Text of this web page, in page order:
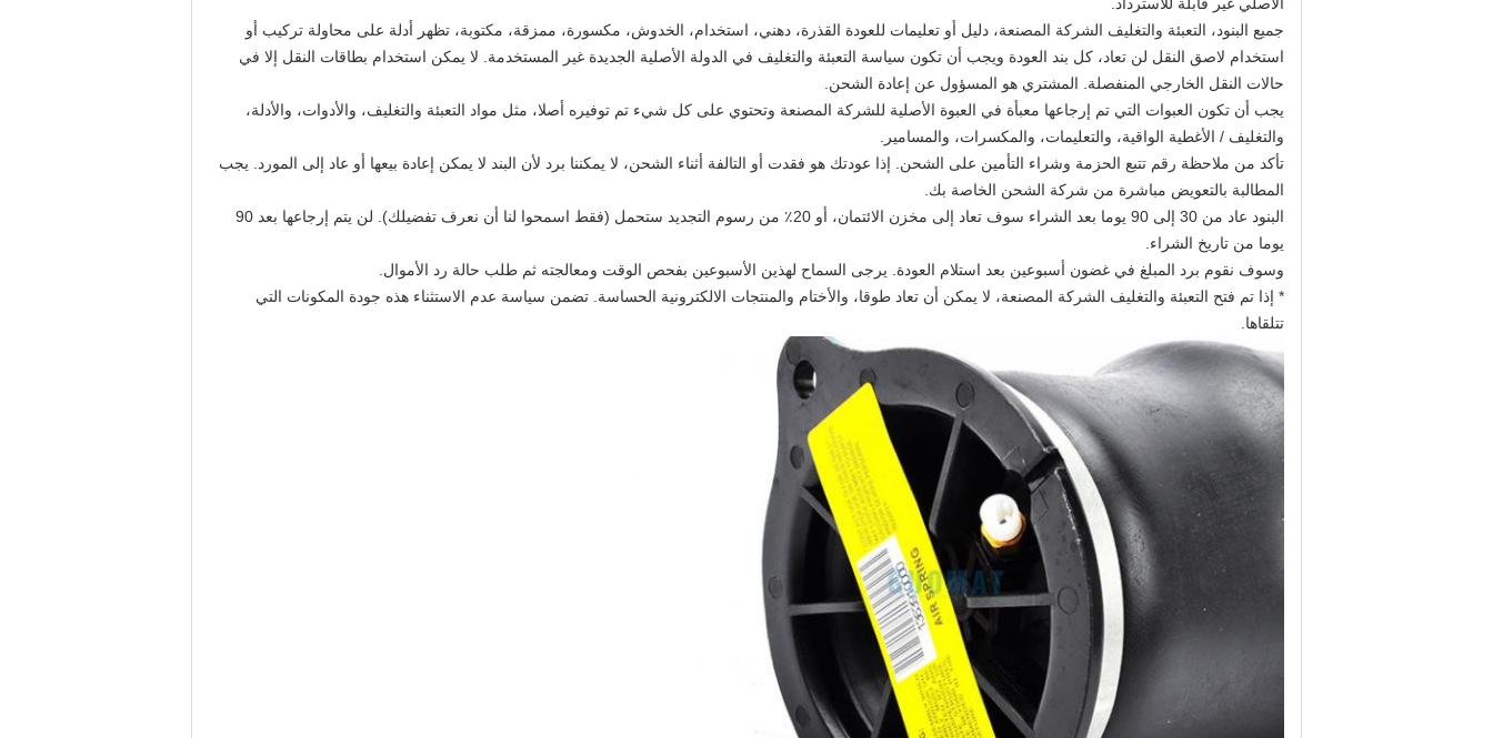
جميع البنود، التعبئة والتغليف الشركة المصنعة، دليل أو تعليمات للعودة القذرة، دهني، استخدام، الخدوش، مكسورة، ممزقة، مكتوبة، تظهر أدلة على محاولة تركيب أو
استخدام لاصق النقل لن تعاد، كل بند العودة ويجب أن تكون سياسة التعبئة والتغليف في الدولة الأصلية الجديدة غير المستخدمة. لا يمكن استخدام بطاقات النقل إلا في
حالات النقل الخارجي المنفصلة. المشتري هو المسؤول عن إعادة الشحن.
يجب أن تكون العبوات التي تم إرجاعها معبأة في العبوة الأصلية للشركة المصنعة وتحتوي على كل شيء تم توفيره أصلا، مثل مواد التعبئة والتغليف، والأدوات، والأدلة،
والتغليف / الأغطية الواقية، والتعليمات، والمكسرات، والمسامير.
تأكد من ملاحظة رقم تتبع الحزمة وشراء التأمين على الشحن. إذا عودتك هو فقدت أو التالفة أثناء الشحن، لا يمكننا برد لأن البند لا يمكن إعادة بيعها أو عاد إلى المورد. يجب
المطالبة بالتعويض مباشرة من شركة الشحن الخاصة بك.
البنود عاد من 30 إلى 90 يوما بعد الشراء سوف تعاد إلى مخزن الائتمان، أو 20٪ من رسوم التجديد ستحمل (فقط اسمحوا لنا أن نعرف تفضيلك). لن يتم إرجاعها بعد 90
يوما من تاريخ الشراء.
وسوف نقوم برد المبلغ في غضون أسبوعين بعد استلام العودة. يرجى السماح لهذين الأسبوعين بفحص الوقت ومعالجته ثم طلب حالة رد الأموال.
* إذا تم فتح التعبئة والتغليف الشركة المصنعة، لا يمكن أن تعاد طوقا، والأختام والمنتجات الالكترونية الحساسة. تضمن سياسة عدم الاستثناء هذه جودة المكونات التي
تتلقاها.